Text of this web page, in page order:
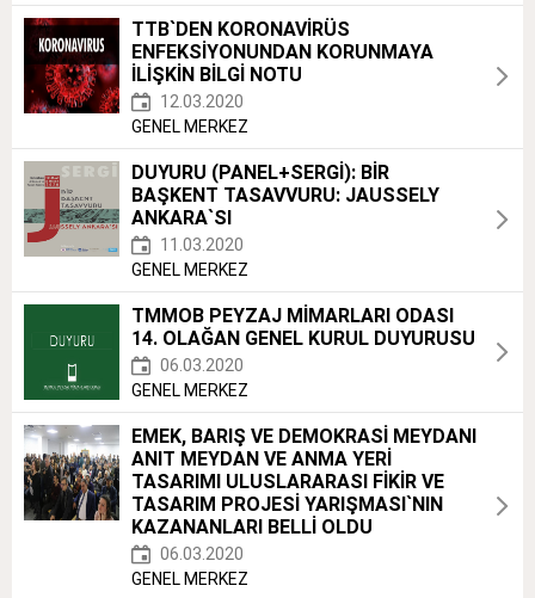
TTB`DEN KORONAVİRÜS
ENFEKSİYONUNDAN KORUNMAYA
İLİŞKİN BİLGİ NOTU
12.03.2020
GENEL MERKEZ
DUYURU (PANEL+SERGİ): BİR
BAŞKENT TASAVVURU: JAUSSELY
ANKARA`SI
11.03.2020
GENEL MERKEZ
TMMOB PEYZAJ MİMARLARI ODASI
14. OLAĞAN GENEL KURUL DUYURUSU
06.03.2020
GENEL MERKEZ
EMEK, BARIŞ VE DEMOKRASİ MEYDANI
ANIT MEYDAN VE ANMA YERİ
TASARIMI ULUSLARARASI FİKİR VE
TASARIM PROJESİ YARIŞMASI`NIN
KAZANANLARI BELLİ OLDU
06.03.2020
GENEL MERKEZ